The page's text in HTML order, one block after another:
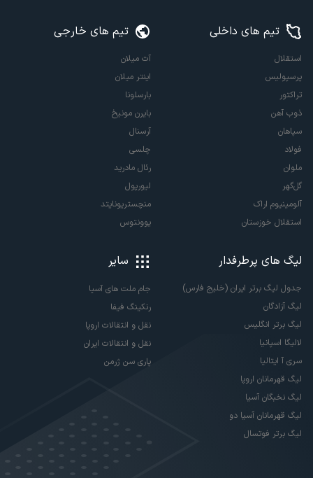
تیم های داخلی
استقلال
پرسپولیس
تراکتور
ذوب آهن
سپاهان
فولاد
ملوان
گل‌گهر
آلومینیوم اراک
استقلال خوزستان
تیم های خارجی
آث میلان
اینتر میلان
بارسلونا
بایرن مونیخ
آرسنال
چلسی
رئال مادرید
لیورپول
منچستریونایتد
یوونتوس
لیگ های پرطرفدار
جدول لیگ برتر ایران (خلیج فارس)
لیگ آزادگان
لیگ برتر انگلیس
لالیگا اسپانیا
سری آ ایتالیا
لیگ قهرمانان اروپا
لیگ نخبگان آسیا
لیگ قهرمانان آسیا دو
لیگ برتر فوتسال
سایر
جام ملت های آسیا
رنکینگ فیفا
نقل و انتقالات اروپا
نقل و انتقالات ایران
پاری سن ژرمن